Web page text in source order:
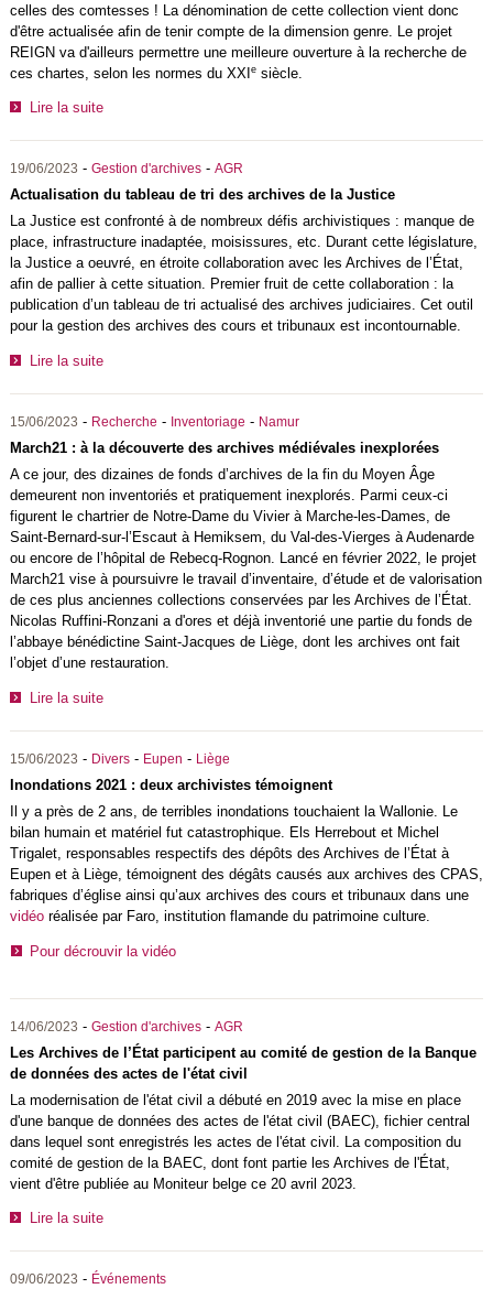
celles des comtesses ! La dénomination de cette collection vient donc
d'être actualisée afin de tenir compte de la dimension genre. Le projet
REIGN va d'ailleurs permettre une meilleure ouverture à la recherche de
ces chartes, selon les normes du XXIesiècle.
Lire la suite
19/06/2023 - Gestion d'archives- AGR
Actualisation du tableau de tri des archives de la Justice
La Justice est confronté à de nombreux défis archivistiques : manque de
place, infrastructure inadaptée, moisissures, etc. Durant cette législature,
la Justice a oeuvré, en étroite collaboration avec les Archives de l’État,
afin de pallier à cette situation. Premier fruit de cette collaboration : la
publication d’un tableau de tri actualisé des archives judiciaires. Cet outil
pour la gestion des archives des cours et tribunaux est incontournable.
Lire la suite
15/06/2023 - Recherche - Inventoriage - Namur
March21 : à la découverte des archives médiévales inexplorées
A ce jour, des dizaines de fonds d’archives de la fin du Moyen Âge
demeurent non inventoriés et pratiquement inexplorés. Parmi ceux-ci
figurent le chartrier de Notre-Dame du Vivier à Marche-les-Dames, de
Saint-Bernard-sur-l’Escaut à Hemiksem, du Val-des-Vierges à Audenarde
ou encore de l’hôpital de Rebecq-Rognon. Lancé en février 2022, le projet
March21 vise à poursuivre le travail d’inventaire, d’étude et de valorisation
de ces plus anciennes collections conservées par les Archives de l’État.
Nicolas Ruffini-Ronzani a d'ores et déjà inventorié une partie du fonds de
l’abbaye bénédictine Saint-Jacques de Liège, dont les archives ont fait
l’objet d’une restauration.
Lire la suite
15/06/2023 - Divers- Eupen - Liège
Inondations 2021 : deux archivistes témoignent
Il y a près de 2 ans, de terribles inondations touchaient la Wallonie. Le
bilan humain et matériel fut catastrophique. Els Herrebout et Michel
Trigalet, responsables respectifs des dépôts des Archives de l’État à
Eupen et à Liège, témoignent des dégâts causés aux archives des CPAS,
fabriques d’église ainsi qu’aux archives des cours et tribunaux dans une
vidéoréalisée par Faro, institution flamande du patrimoine culture.
Pour décrouvir la vidéo
14/06/2023 - Gestion d'archives- AGR
Les Archives de l’État participent au comité de gestion de la Banque
de données des actes de l'état civil
La modernisation de l'état civil a débuté en 2019 avec la mise en place
d'une banque de données des actes de l'état civil (BAEC), fichier central
dans lequel sont enregistrés les actes de l'état civil. La composition du
comité de gestion de la BAEC, dont font partie les Archives de l'État,
vient d'être publiée au Moniteur belge ce 20 avril 2023.
Lire la suite
09/06/2023 - Événements